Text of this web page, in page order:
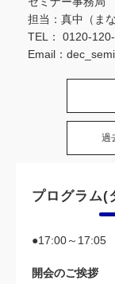
担当：真中（ま
TEL： 0120-
Email：
過
プログラム(
●17:00～17:05
開会のご挨拶